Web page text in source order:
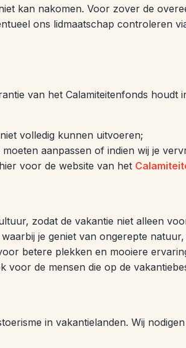
kan nakomen. Voor zover de
ons lidmaatschap controleren
van het Calamiteitenfonds houdt
volledig kunnen uitvoeren;
aanpassen of indien wij je
voor de website van het
zodat de vakantie niet alleen
je geniet van ongerepte
betere plekken en mooiere
voor de mensen die op de
in vakantielanden. Wij